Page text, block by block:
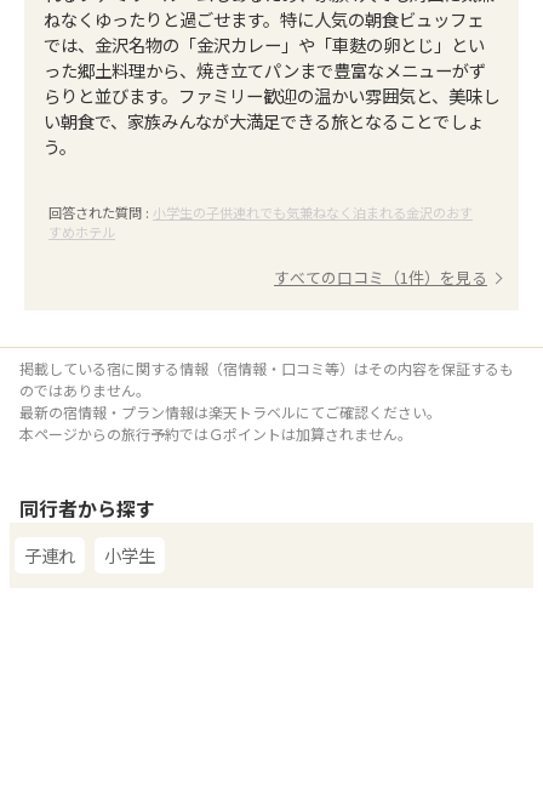
ねなくゆったりと過ごせます。特に人気の朝食ビュッフェ
では、金沢名物の「金沢カレー」や「車麩の卵とじ」とい
った郷土料理から、焼き立てパンまで豊富なメニューがず
らりと並びます。ファミリー歓迎の温かい雰囲気と、美味し
い朝食で、家族みんなが大満足できる旅となることでしょ
う。
回答された質問 : 小学生の子供連れでも気兼ねなく泊まれる金沢のおす
すめホテル
すべての口コミ（1件）を見る
掲載している宿に関する情報（宿情報・口コミ等）はその内容を保証するも
のではありません。
最新の宿情報・プラン情報は楽天トラベルにてご確認ください。
本ページからの旅行予約ではＧポイントは加算されません。
同行者から探す
子連れ 小学生